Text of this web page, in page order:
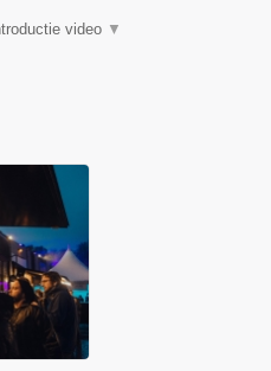
video ▼